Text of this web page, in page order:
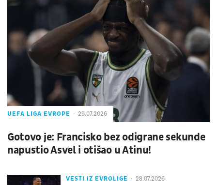
UEFA LIGA EVROPE 29.07.2026
Gotovo je: Francisko bez odigrane sekunde
napustio Asvel i otišao u Atinu!
VESTI IZ EVROLIGE 28.07.2026